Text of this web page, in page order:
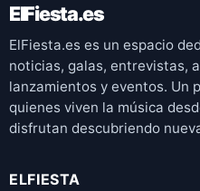
ElFiesta.es
ElFiesta.es es un espacio
noticias, galas, entrevistas,
lanzamientos y eventos. Un
quienes viven la música
disfrutan descubriendo
ELFIESTA